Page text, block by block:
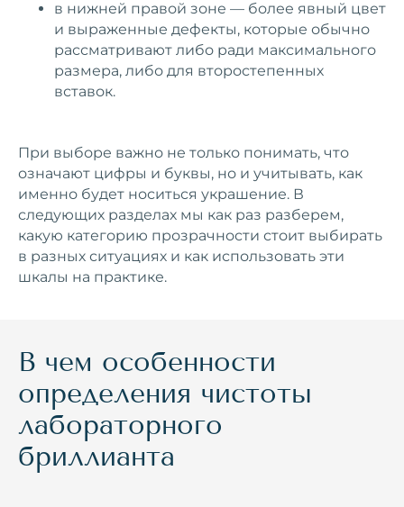
в нижней правой зоне — более явный цвет
и выраженные дефекты, которые обычно
рассматривают либо ради максимального
размера, либо для второстепенных
вставок.
При выборе важно не только понимать, что
означают цифры и буквы, но и учитывать, как
именно будет носиться украшение. В
следующих разделах мы как раз разберем,
какую категорию прозрачности стоит выбирать
в разных ситуациях и как использовать эти
шкалы на практике.
В чем особенности
определения чистоты
лабораторного
бриллианта